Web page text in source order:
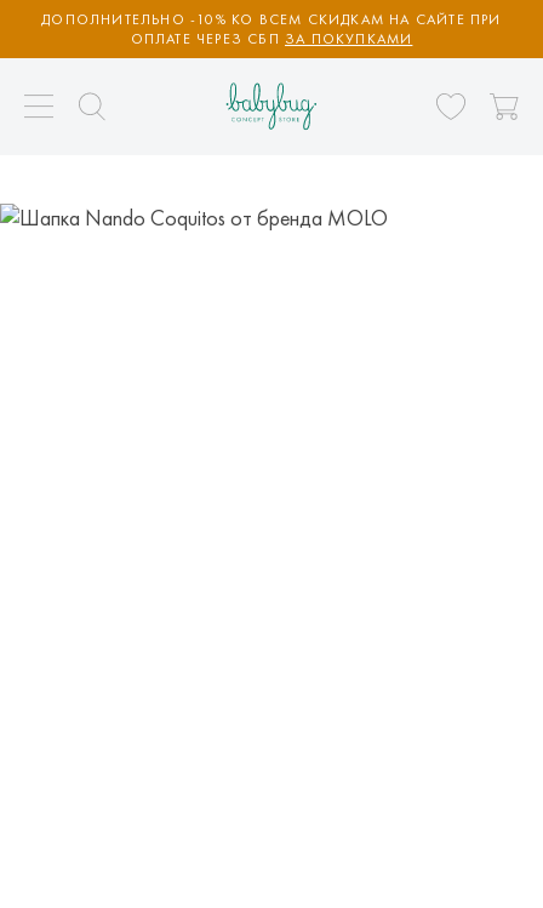
ДОПОЛНИТЕЛЬНО -10% КО ВСЕМ СКИДКАМ НА САЙТЕ ПРИ
ОПЛАТЕ ЧЕРЕЗ СБП ЗА ПОКУПКАМИ